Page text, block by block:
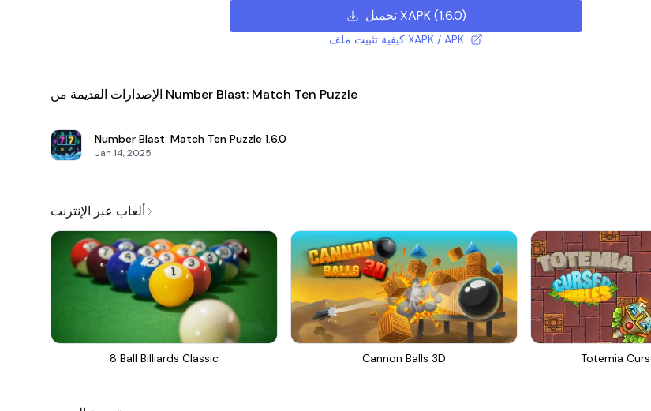
تحميل XAPK(1.6.0)
كيفية تثبيت ملف XAPK / APK
الإصدارات القديمة من Number Blast: Match Ten Puzzle
Number Blast: Match Ten Puzzle 1.6.0
Jan 14, 2025
ألعاب عبر الإنترنت
8 Ball Billiards Classic Cannon Balls 3D Totemia